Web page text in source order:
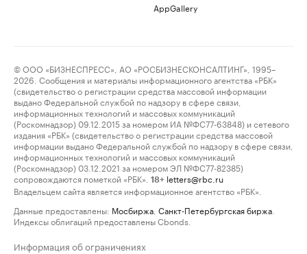
AppGallery
© ООО «БИЗНЕСПРЕСС», АО «РОСБИЗНЕСКОНСАЛТИНГ», 1995–
2026. Сообщения и материалы информационного агентства «РБК»
(свидетельство о регистрации средства массовой информации
выдано Федеральной службой по надзору в сфере связи,
информационных технологий и массовых коммуникаций
(Роскомнадзор) 09.12.2015 за номером ИА №ФС77-63848) и сетевого
издания «РБК» (свидетельство о регистрации средства массовой
информации выдано Федеральной службой по надзору в сфере связи,
информационных технологий и массовых коммуникаций
(Роскомнадзор) 03.12.2021 за номером ЭЛ №ФС77-82385)
сопровождаются пометкой «РБК».
18+ letters@rbc.ru
Владельцем сайта является информационное агентство «РБК».
Данные предоставлены: Мосбиржа Санкт-Петербургская биржа
Индексы облигаций предоставлены Cbonds.
Информация об ограничениях